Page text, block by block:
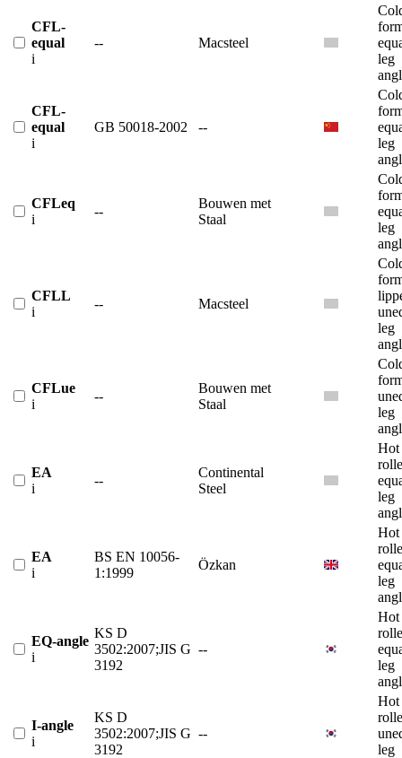
CFL-
equal
i
-- Macsteel
leg
CFL-
equal
i
GB 50018-2002 --
leg
CFLeq
i
--
Bouwen met
Staal
leg
CFLL
i
-- Macsteel
leg
CFLue
i
--
Bouwen met
Staal
leg
EA
i
--
Continental
Steel
Hot
leg
EA
i
BS EN 10056-
1:1999
Özkan
Hot
leg
EQ-angle
i
KS D
3502:2007;JIS G
3192
--
Hot
leg
I-angle
i
KS D
3502:2007;JIS G
3192
--
Hot
leg